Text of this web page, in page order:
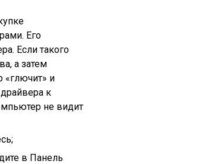
Его
Если такого
а затем
«глючит» и
к
не видит
в Панель